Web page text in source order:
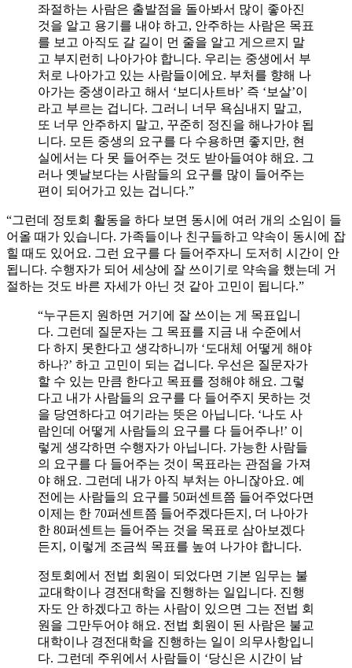
좌절하는 사람은 출발점을 돌아봐서 많이 좋아진
것을 알고 용기를 내야 하고, 안주하는 사람은 목표
를 보고 아직도 갈 길이 먼 줄을 알고 게으르지 말
고 부지런히 나아가야 합니다. 우리는 중생에서 부
처로 나아가고 있는 사람들이에요. 부처를 향해 나
아가는 중생이라고 해서 ‘보디사트바’ 즉 ‘보살’이
라고 부르는 겁니다. 그러니 너무 욕심내지 말고,
또 너무 안주하지 말고, 꾸준히 정진을 해나가야 됩
니다. 모든 중생의 요구를 다 수용하면 좋지만, 현
실에서는 다 못 들어주는 것도 받아들여야 해요. 그
러나 옛날보다는 사람들의 요구를 많이 들어주는
편이 되어가고 있는 겁니다.”
“그런데 정토회 활동을 하다 보면 동시에 여러 개의 소임이 들
어올 때가 있습니다. 가족들이나 친구들하고 약속이 동시에 잡
힐 때도 있어요. 그런 요구를 다 들어주자니 도저히 시간이 안
됩니다. 수행자가 되어 세상에 잘 쓰이기로 약속을 했는데 거
절하는 것도 바른 자세가 아닌 것 같아 고민이 됩니다.”
“누구든지 원하면 거기에 잘 쓰이는 게 목표입니
다. 그런데 질문자는 그 목표를 지금 내 수준에서
다 하지 못한다고 생각하니까 ‘도대체 어떻게 해야
하나?’ 하고 고민이 되는 겁니다. 우선은 질문자가
할 수 있는 만큼 한다고 목표를 정해야 해요. 그렇
다고 내가 사람들의 요구를 다 들어주지 못하는 것
을 당연하다고 여기라는 뜻은 아닙니다. ‘나도 사
람인데 어떻게 사람들의 요구를 다 들어주나!’ 이
렇게 생각하면 수행자가 아닙니다. 가능한 사람들
의 요구를 다 들어주는 것이 목표라는 관점을 가져
야 해요. 그런데 내가 아직 부처는 아니잖아요. 예
전에는 사람들의 요구를 50퍼센트쯤 들어주었다면
이제는 한 70퍼센트쯤 들어주겠다든지, 더 나아가
한 80퍼센트는 들어주는 것을 목표로 삼아보겠다
든지, 이렇게 조금씩 목표를 높여 나가야 합니다.
정토회에서 전법 회원이 되었다면 기본 임무는 불
교대학이나 경전대학을 진행하는 일입니다. 진행
자도 안 하겠다고 하는 사람이 있으면 그는 전법 회
원을 그만두어야 해요. 전법 회원이 된 사람은 불교
대학이나 경전대학을 진행하는 일이 의무사항입니
다. 그런데 주위에서 사람들이 ‘당신은 시간이 남